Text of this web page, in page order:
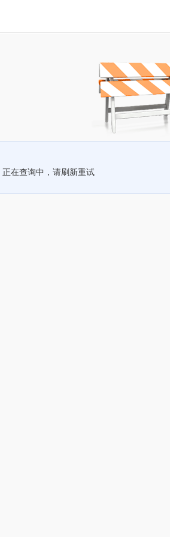
正在查询中，请刷新重试